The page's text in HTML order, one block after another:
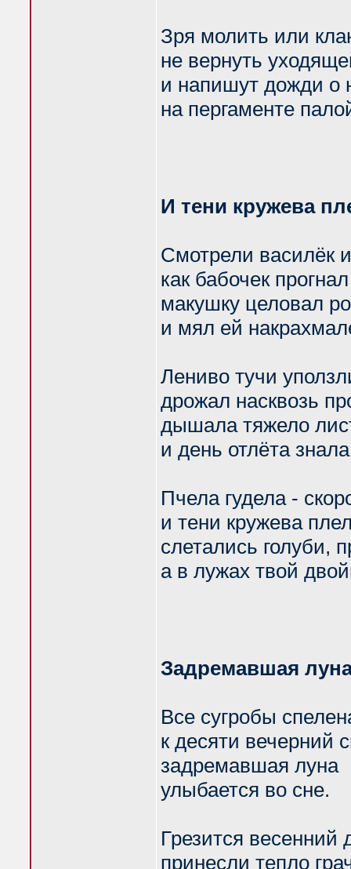
Зря молить или
не вернуть
и напишут дожди о
на пергаменте
И тени кружева
Смотрели василёк
как бабочек
макушку целовал
и мял ей
Лениво тучи
дрожал насквозь
дышала тяжело
и день отлёта
Пчела гудела -
и тени кружева
слетались голуби,
а в лужах твой
Задремавшая
Все сугробы
к десяти вечерний
задремавшая луна
улыбается во сне.
Грезится весенний
принесли тепло